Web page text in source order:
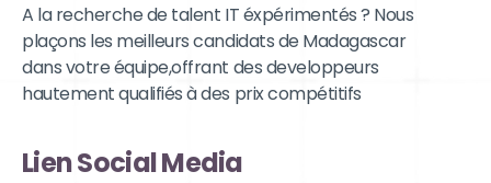
A la recherche de talent IT éxpérimentés ? Nous
plaçons les meilleurs candidats de Madagascar
dans votre équipe,offrant des developpeurs
hautement qualifiés à des prix compétitifs
Lien Social Media